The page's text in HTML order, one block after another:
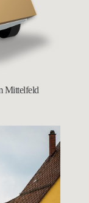
Mittelfeld